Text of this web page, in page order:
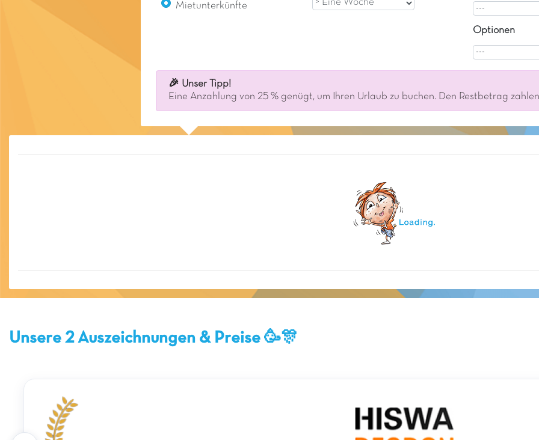
Mietunterkünfte
Optionen
🎉 Unser Tipp!
Eine Anzahlung von 25 % genügt, um Ihren Urlaub zu buchen. Den Restbetrag
Unsere 2 Auszeichnungen & Preise 🥳🎊